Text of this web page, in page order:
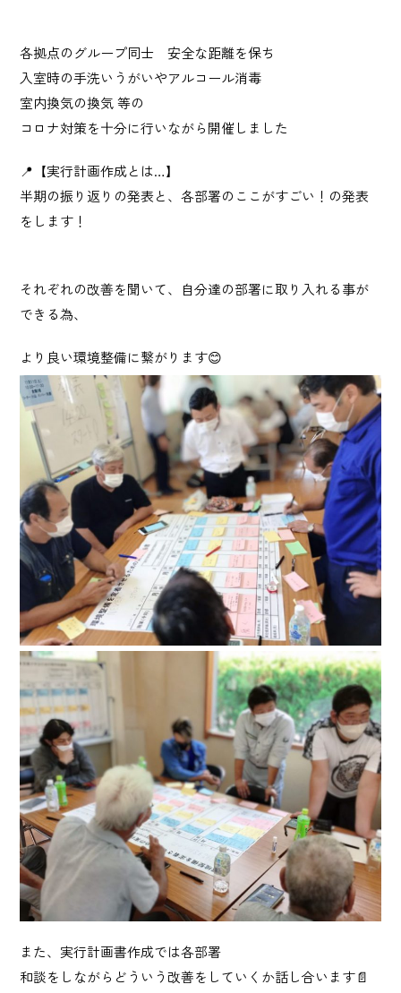
News
お知らせ
Recruit
Privacy Policy
プライバシーポリシー
Contact
お問い合わせ
各拠点のグループ同士 安全な距離を保ち
入室時の手洗いうがいやアルコール消毒
室内換気の換気 等の
コロナ対策を十分に行いながら開催しました
📍【実行計画作成とは…】
半期の振り返りの発表と、各部署のここがすごい！の発表
をします！
それぞれの改善を聞いて、自分達の部署に取り入れる事が
できる為、
より良い環境整備に繋がります😊
また、実行計画書作成では各部署
和談をしながらどういう改善をしていくか話し合います📄